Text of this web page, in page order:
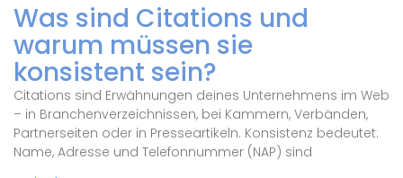
Was sind Citations und
warum müssen sie
konsistent sein?
Citations sind Erwähnungen deines Unternehmens im Web
– in Branchenverzeichnissen, bei Kammern, Verbänden,
Partnerseiten oder in Presseartikeln. Konsistenz bedeutet:
Name, Adresse und Telefonnummer (NAP) sind